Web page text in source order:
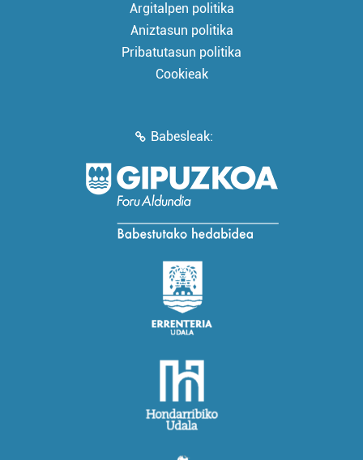
Argitalpen politika
Aniztasun politika
Pribatutasun politika
Cookieak
Babesleak: